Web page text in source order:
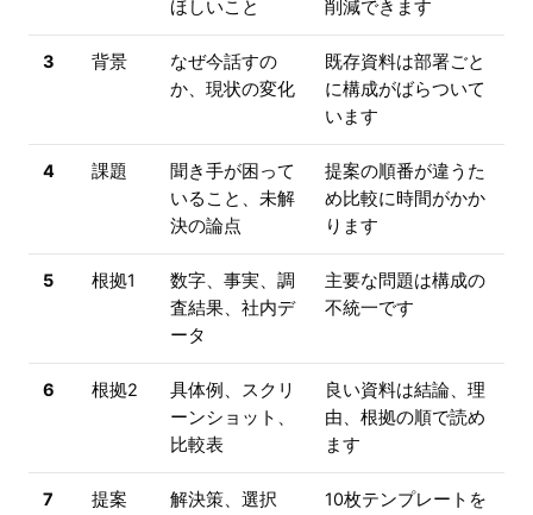
ほしいこと 削減できます
3 背景
なぜ今話すの
か、現状の変化
既存資料は部署ごと
に構成がばらついて
います
4 課題
聞き手が困って
いること、未解
決の論点
提案の順番が違うた
め比較に時間がかか
ります
5 根拠1
数字、事実、調
査結果、社内デ
ータ
主要な問題は構成の
不統一です
6 根拠2
具体例、スクリ
ーンショット、
比較表
良い資料は結論、理
由、根拠の順で読め
ます
7 提案
解決策、選択
10枚テンプレートを